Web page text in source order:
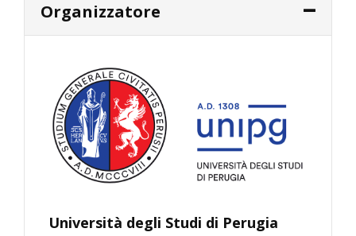
Organizzatore
Università degli Studi di Perugia